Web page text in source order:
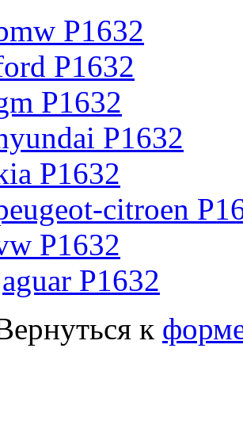
P1632
P1632
P1632
P1632
P1632
citroen
P1632
P1632
к